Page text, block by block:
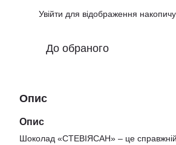
Увійти для відображення
До обраного
Опис
Опис
Шоколад «СТЕВІЯСАН» – це